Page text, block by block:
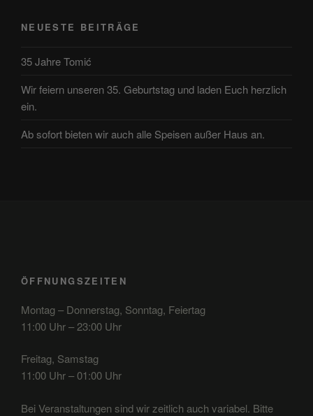
NEUESTE BEITRÄGE
35 Jahre Tomić
Wir feiern unseren 35. Geburtstag und laden Euch herzlich
ein.
Ab sofort bieten wir auch alle Speisen außer Haus an.
ÖFFNUNGSZEITEN
Montag – Donnerstag, Sonntag, Feiertag
11:00 Uhr – 23:00 Uhr
Freitag, Samstag
11:00 Uhr – 01:00 Uhr
Bei Veranstaltungen sind wir zeitlich auch variabel. Bitte